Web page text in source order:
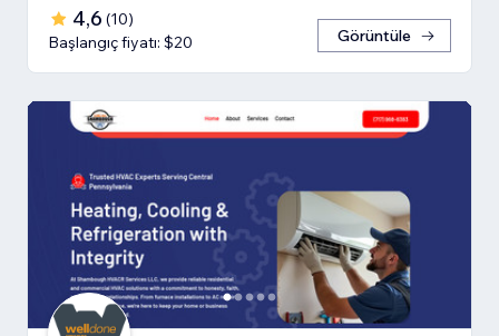
4,6 (10)
Başlangıç fiyatı: $20
Görüntüle